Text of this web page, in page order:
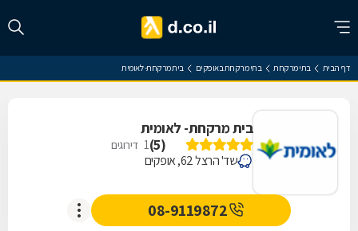
דף הבית בתי מרקחת בתי מרקחת באופקים בית מרקחת- לאומית
בית מרקחת- לאומית
(
5
)
1 דירוגים
שד' הרצל 62, אופקים
08-9119872